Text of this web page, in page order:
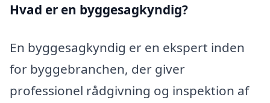
Hvad er en byggesagkyndig?
En byggesagkyndig er en ekspert inden
for byggebranchen, der giver
professionel rådgivning og inspektion af